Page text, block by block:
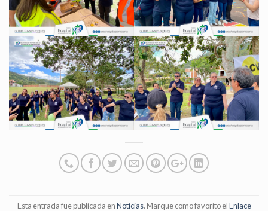
Esta entrada fue publicada enNoticias. Marque como favorito elEnlace